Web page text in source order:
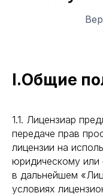
I.Общие
1.1. Лицензиар
передаче прав
лицензии на
юридическому
в дальнейшем
условиях